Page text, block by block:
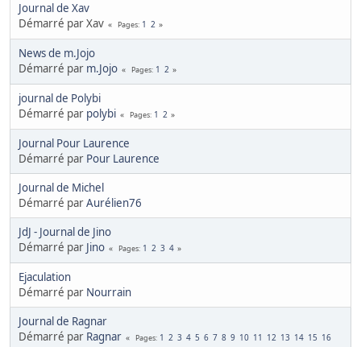
Journal de Xav
Démarré par Xav
Pages 1 2
News de m.Jojo
Démarré par m.Jojo Pages 1 2
journal de Polybi
Démarré par polybi Pages 1 2
Journal Pour Laurence
Démarré par Pour Laurence
Journal de Michel
Démarré parAurélien76
JdJ - Journal de Jino
Démarré par Jino Pages 1 2 3 4
Ejaculation
Démarré par Nourrain
Journal de Ragnar
Démarré par Ragnar Pages 1 2 3 4 5 6 7 8 9 10 11 12 13 14 15 16